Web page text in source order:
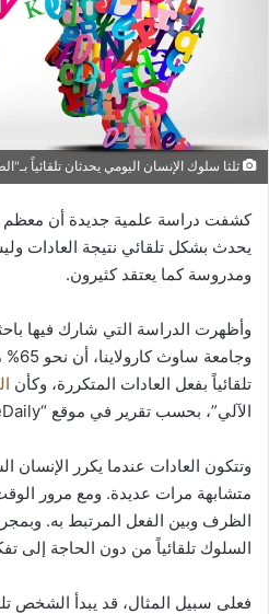
ثلثا سلوك الإنسان اليومي يحدثان تلقائياً
كشفت دراسة علمية جديدة أن معظم
يحدث بشكل تلقائي نتيجة العادات
ومدروسة كما يعتقد كثيرون.
وأظهرت الدراسة التي شارك فيها
تلقائياً بفعل العادات المتكررة، وكأن
الآلي”، بحسب تقرير في موقع “ScienceDaily” العلمي.
وتتكون العادات عندما يكرر
متشابهة مرات عديدة. ومع مرور
الظرف وبين الفعل المرتبط به.
السلوك تلقائياً من دون الحاجة إلى
فعلى سبيل المثال، قد يبدأ الشخص